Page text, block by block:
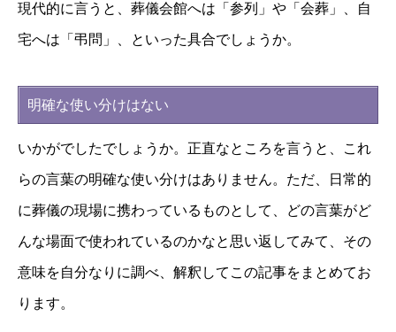
現代的に言うと、葬儀会館へは「参列」や「会葬」、自
宅へは「弔問」、といった具合でしょうか。
明確な使い分けはない
いかがでしたでしょうか。 正直なところを言うと、これ
らの言葉の明確な使い分けはありません。ただ、日常的
に葬儀の現場に携わっているものとして、どの言葉がど
んな場面で使われているのかなと思い返してみて、その
意味を自分なりに調べ、解釈してこの記事をまとめてお
ります。